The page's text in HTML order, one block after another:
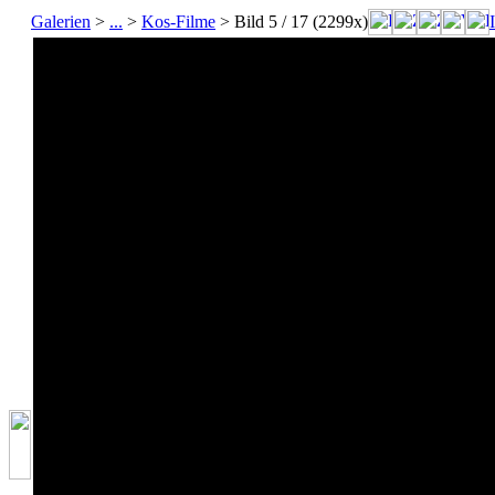
Galerien > ... > Kos-Filme > Bild 5 / 17 (2299x)